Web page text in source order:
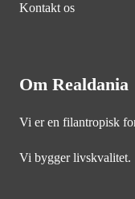
Kontakt os
Om Realdania
Vi er en filantropisk
Vi bygger livskvalitet.